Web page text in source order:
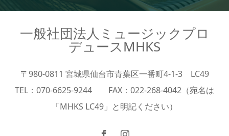
一般社団法人ミュージックプロ
デュースMHKS
〒980-0811 宮城県仙台市青葉区一番町4-1-3 LC49
TEL：070-6625-9244 FAX：022-268-4042（宛名は
「MHKS LC49」と明記ください）